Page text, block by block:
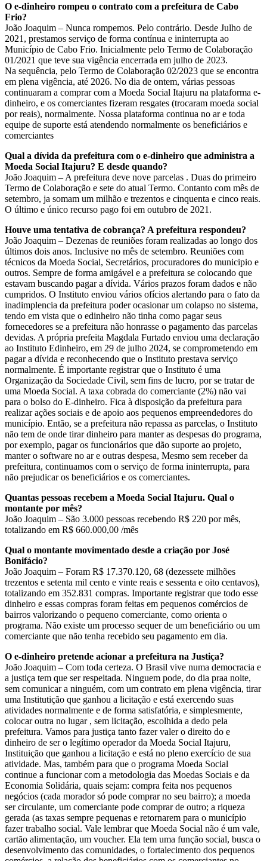
O e-dinheiro rompeu o contrato com a prefeitura de Cabo
Frio?
João Joaquim – Nunca rompemos. Pelo contrário. Desde Julho de
2021, prestamos serviço de forma contínua e ininterrupta ao
Município de Cabo Frio. Inicialmente pelo Termo de Colaboração
01/2021 que teve sua vigência encerrada em julho de 2023.
Na sequência, pelo Termo de Colaboração 02/2023 que se encontra
em plena vigência, até 2026. No dia de ontem, várias pessoas
continuaram a comprar com a Moeda Social Itajuru na plataforma e-
dinheiro, e os comerciantes fizeram resgates (trocaram moeda social
por reais), normalmente. Nossa plataforma continua no ar e toda
equipe de suporte está atendendo normalmente os beneficiários e
comerciantes
Qual a dívida da prefeitura com o e-dinheiro que administra a
Moeda Social Itajuru? E desde quando?
João Joaquim – A prefeitura deve nove parcelas . Duas do primeiro
Termo de Colaboração e sete do atual Termo. Contanto com mês de
setembro, ja somam um milhão e trezentos e cinquenta e cinco reais.
O último e único recurso pago foi em outubro de 2021.
Houve uma tentativa de cobrança? A prefeitura respondeu?
João Joaquim – Dezenas de reuniões foram realizadas ao longo dos
últimos dois anos. Inclusive no mês de setembro. Reuniões com
técnicos da Moeda Social, Secretários, procuradores do municipio e
outros. Sempre de forma amigável e a prefeitura se colocando que
estavam buscando pagar a dívida. Vários prazos foram dados e não
cumpridos. O Instituto enviou vários ofícios alertando para o fato da
inadimplencia da prefeitura poder ocasionar um colapso no sistema,
tendo em vista que o edinheiro não tinha como pagar seus
fornecedores se a prefeitura não honrasse o pagamento das parcelas
devidas. A própria prefeita Magdala Furtado enviou uma declaração
ao Instituto Edinheiro, em 29 de julho 2024, se comprometendo em
pagar a dívida e reconhecendo que o Instituto prestava serviço
normalmente. É importante registrar que o Instituto é uma
Organização da Sociedade Civil, sem fins de lucro, por se tratar de
uma Moeda Social. A taxa cobrada do comerciante (2%) não vai
para o bolso do E-dinheiro. Fica à disposição da prefeitura para
realizar ações sociais e de apoio aos pequenos empreendedores do
município. Então, se a prefeitura não repassa as parcelas, o Instituto
não tem de onde tirar dinheiro para manter as despesas do programa,
por exemplo, pagar os funcionários que dão suporte ao projeto,
manter o software no ar e outras despesa, Mesmo sem receber da
prefeitura, continuamos com o serviço de forma ininterrupta, para
não prejudicar os beneficiários e os comerciantes.
Quantas pessoas recebem a Moeda Social Itajuru. Qual o
montante por mês?
João Joaquim – São 3.000 pessoas recebendo R$ 220 por mês,
totalizando em R$ 660.000,00 /mês
Qual o montante movimentado desde a criação por José
Bonifácio?
João Joaquim – Foram R$ 17.370.120, 68 (dezessete milhões
trezentos e setenta mil cento e vinte reais e sessenta e oito centavos),
totalizando em 352.831 compras. Importante registrar que todo esse
dinheiro e essas compras foram feitas em pequenos comércios de
bairros valorizando o pequeno comerciante, como orienta o
programa. Não existe um processo sequer de um beneficiário ou um
comerciante que não tenha recebido seu pagamento em dia.
O e-dinheiro pretende acionar a prefeitura na Justiça?
João Joaquim – Com toda certeza. O Brasil vive numa democracia e
a justiça tem que ser respeitada. Ninguem pode, do dia praa noite,
sem comunicar a ninguém, com um contrato em plena vigência, tirar
uma Institutição que ganhou a licitação e está exercendo suas
atividades normalmente e de forma satisfatória, e simplesmente,
colocar outra no lugar , sem licitação, escolhida a dedo pela
prefeitura. Vamos para justiça tanto fazer valer o direito do e
dinheiro de ser o legítimo operador da Moeda Social Itajuru,
Instituição que ganhou a licitação e está no pleno exercício de sua
atividade. Mas, também para que o programa Moeda Social
continue a funcionar com a metodologia das Moedas Sociais e da
Economia Solidária, quais sejam: compra feita nos pequenos
negócios (cada morador só pode comprar no seu bairro); a moeda
ser circulante, um comerciante pode comprar de outro; a riqueza
gerada (as taxas sempre pequenas e retornarem para o município
fazer trabalho social. Vale lembrar que Moeda Social não é um vale,
cartão alimentação, um voucher. Ela tem uma função social, busca o
desenvolvimento das comunidades, o fortalecimento dos pequenos